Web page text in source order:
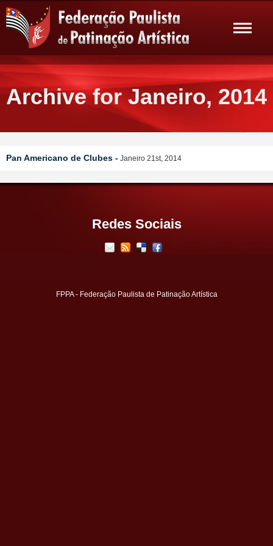
Archive for Janeiro, 2014
Pan Americano de Clubes - Janeiro 21st, 2014
Redes Sociais
FPPA - Federação Paulista de Patinação Artística